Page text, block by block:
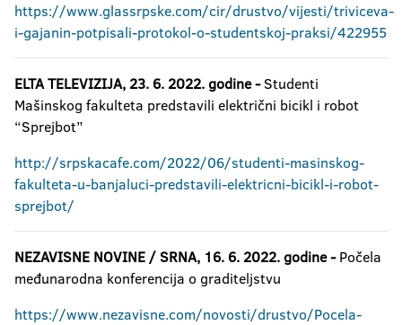
https://www.glassrpske.com/cir/drustvo/vijesti/triviceva-
i-gajanin-potpisali-protokol-o-studentskoj-praksi/422955
ELTA TELEVIZIJA, 23. 6. 2022. godine -Studenti
Mašinskog fakulteta predstavili električni bicikl i robot
“Sprejbot”
http://srpskacafe.com/2022/06/studenti-masinskog-
fakulteta-u-banjaluci-predstavili-elektricni-bicikl-i-robot-
sprejbot/
NEZAVISNE NOVINE / SRNA, 16. 6. 2022. godine -Počela
međunarodna konferencija o graditeljstvu
https://www.nezavisne.com/novosti/drustvo/Pocela-